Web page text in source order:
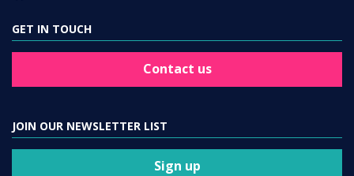
GET IN TOUCH
Contact us
JOIN OUR NEWSLETTER LIST
Sign up